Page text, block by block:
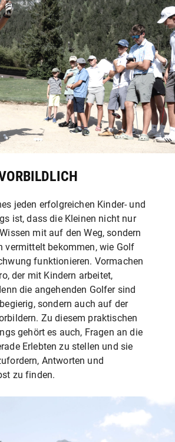
jeden erfolgreichen Kinder- und
ist, dass die Kleinen nicht nur
mit auf den Weg, sondern
vermittelt bekommen, wie Golf
funktionieren. Vormachen
der mit Kindern arbeitet,
die angehenden Golfer sind
sondern auch auf der
Zu diesem praktischen
gehört es auch, Fragen an die
Erlebten zu stellen und sie
Antworten und
zu finden.